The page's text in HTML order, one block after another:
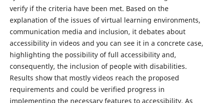
verify if the criteria have been met. Based on the
explanation of the issues of virtual learning environments,
communication media and inclusion, it debates about
accessibility in videos and you can see it in a concrete case,
highlighting the possibility of full accessibility and,
consequently, the inclusion of people with disabilities.
Results show that mostly videos reach the proposed
requirements and could be verified progress in
implementing the necessary features to accessibility. As